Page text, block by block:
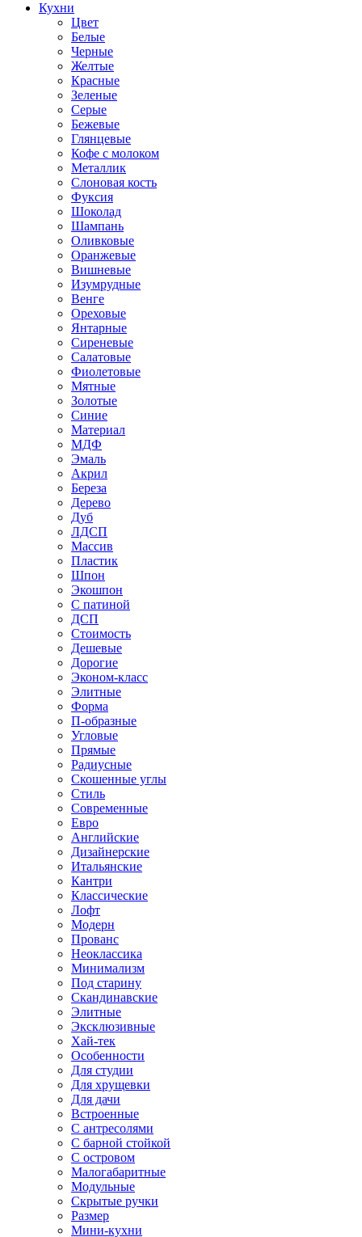
Кухни
Цвет
Белые
Черные
Желтые
Красные
Зеленые
Серые
Бежевые
Глянцевые
Кофе с молоком
Металлик
Слоновая кость
Фуксия
Шоколад
Шампань
Оливковые
Оранжевые
Вишневые
Изумрудные
Венге
Ореховые
Янтарные
Сиреневые
Салатовые
Фиолетовые
Мятные
Золотые
Синие
Материал
МДФ
Эмаль
Акрил
Береза
Дерево
Дуб
ЛДСП
Массив
Пластик
Шпон
Экошпон
С патиной
ДСП
Стоимость
Дешевые
Дорогие
Эконом-класс
Элитные
Форма
П-образные
Угловые
Прямые
Радиусные
Скошенные углы
Стиль
Современные
Евро
Английские
Дизайнерские
Итальянские
Кантри
Классические
Лофт
Модерн
Прованс
Неоклассика
Минимализм
Под старину
Скандинавские
Элитные
Эксклюзивные
Хай-тек
Особенности
Для студии
Для хрущевки
Для дачи
Встроенные
С антресолями
С барной стойкой
С островом
Малогабаритные
Модульные
Скрытые ручки
Размер
Мини-кухни